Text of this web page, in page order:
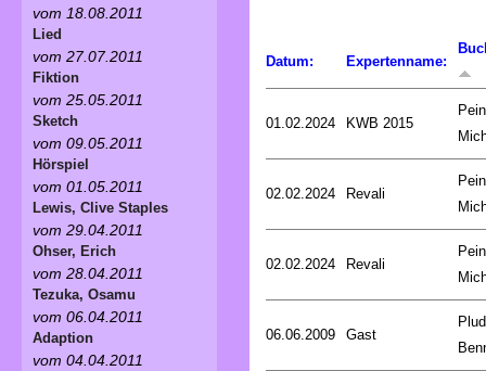
Datum: Expertenname:
01.02.2024 KWB 2015
02.02.2024 Revali
02.02.2024 Revali
06.06.2009 Gast
vom 18.08.2011
Lied
vom 27.07.2011
Fiktion
vom 25.05.2011
Sketch
vom 09.05.2011
Hörspiel
vom 01.05.2011
Lewis, Clive Staples
vom 29.04.2011
Ohser, Erich
vom 28.04.2011
Tezuka, Osamu
vom 06.04.2011
Adaption
vom 04.04.2011